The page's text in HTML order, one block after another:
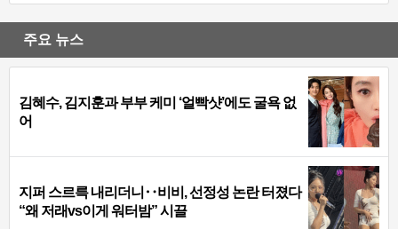
주요 뉴스
김혜수, 김지훈과 부부 케미 ‘얼빡샷’에도 굴욕 없
어
지퍼 스르륵 내리더니‥비비, 선정성 논란 터졌다
“왜 저래vs이게 워터밤” 시끌